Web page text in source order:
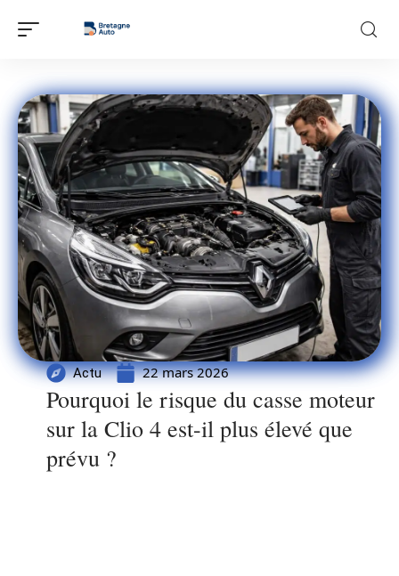
Actu 22 mars 2026
Pourquoi le risque du casse moteur
sur la Clio 4 est-il plus élevé que
prévu ?